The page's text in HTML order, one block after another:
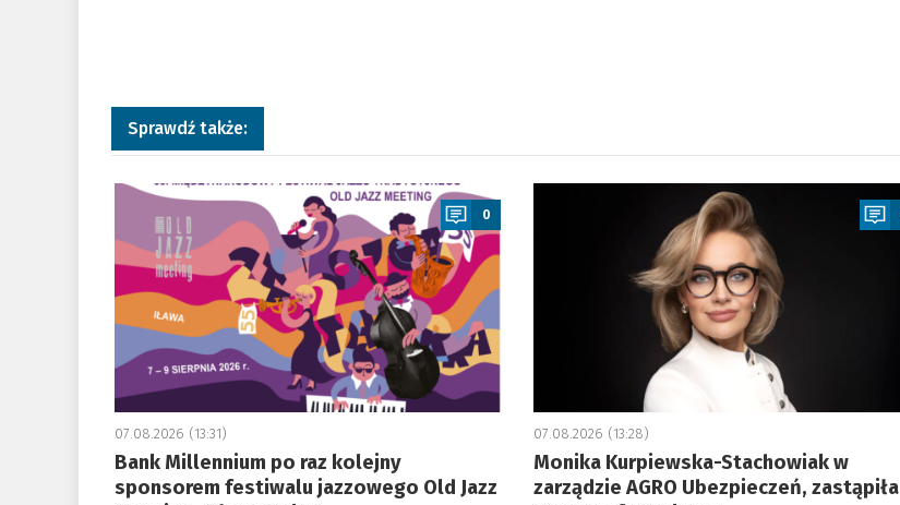
Sprawdź także:
a
0
07.08.2026 (13:31)
Bank Millennium po raz kolejny
sponsorem festiwalu jazzowego Old Jazz
a
07.08.2026 (13:28)
Monika Kurpiewska-Stachowiak w
zarządzie AGRO Ubezpieczeń, zastąpiła